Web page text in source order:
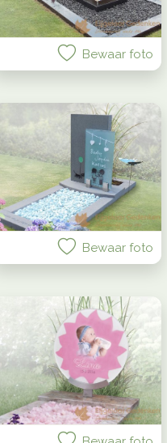
Bewaar foto
Bewaar foto